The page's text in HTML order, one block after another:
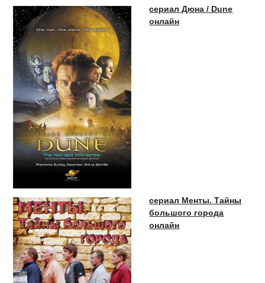
сериал Дюна / Dune
онлайн
сериал Менты. Тайны
большого города
онлайн